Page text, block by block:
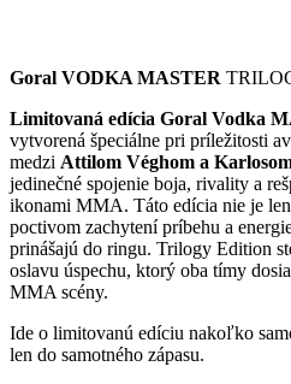
Goral VODKA MASTER
Limitovaná edícia Goral Vodka
vytvorená špeciálne pri príležitosti
medzi Attilom Véghom a
jedinečné spojenie boja, rivality a
ikonami MMA. Táto edícia nie je
poctivom zachytení príbehu a
prinášajú do ringu. Trilogy Edition
oslavu úspechu, ktorý oba tímy
MMA scény.
Ide o limitovanú edíciu nakoľko
len do samotného zápasu.